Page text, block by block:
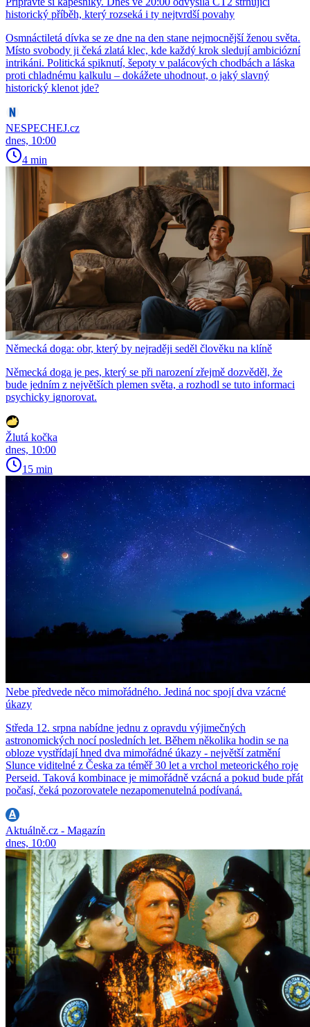
historický příběh, který rozseká i ty nejtvrdší povahy
Osmnáctiletá dívka se ze dne na den stane nejmocnější ženou světa.
Místo svobody ji čeká zlatá klec, kde každý krok sledují ambiciózní
intrikáni. Politická spiknutí, šepoty v palácových chodbách a láska
proti chladnému kalkulu – dokážete uhodnout, o jaký slavný
historický klenot jde?
NESPECHEJ.cz
dnes, 10:00
4 min
Německá doga: obr, který by nejraději seděl člověku na klíně
Německá doga je pes, který se při narození zřejmě dozvěděl, že
bude jedním z největších plemen světa, a rozhodl se tuto informaci
psychicky ignorovat.
Žlutá kočka
dnes, 10:00
15 min
Nebe předvede něco mimořádného. Jediná noc spojí dva vzácné
úkazy
Středa 12. srpna nabídne jednu z opravdu výjimečných
astronomických nocí posledních let. Během několika hodin se na
obloze vystřídají hned dva mimořádné úkazy - největší zatmění
Slunce viditelné z Česka za téměř 30 let a vrchol meteorického roje
Perseid. Taková kombinace je mimořádně vzácná a pokud bude přát
počasí, čeká pozorovatele nezapomenutelná podívaná.
Aktuálně.cz - Magazín
dnes, 10:00